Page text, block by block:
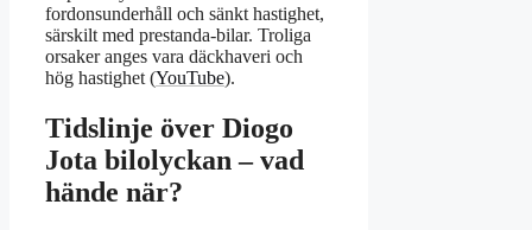
fordonsunderhåll och sänkt hastighet,
särskilt med prestanda-bilar. Troliga
orsaker anges vara däckhaveri och
hög hastighet (YouTube).
Tidslinje över Diogo
Jota bilolyckan – vad
hände när?